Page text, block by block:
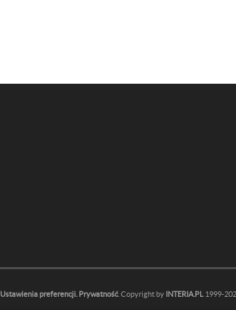
Ustawienia preferencji. Prywatność. Copyright by INTERIA.PL 1999-